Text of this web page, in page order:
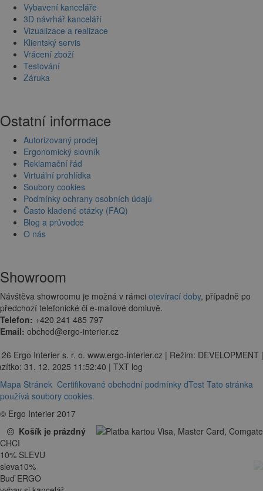
Vybavení kanceláře
3D návrhář kanceláří
Vizualizace a realizace
Klientský servis
Vrácení zboží
Testování
Záruka
Ostatní informace
Autorizovaný prodej
Ergonomický slovník
Reklamační řád
Virtuální prohlídka
Soubory cookies
Podmínky ochrany osobních údajů
Často kladené otázky (FAQ)
Blog a průvodce
O nás
Showroom
Návštěva showroomu je možná v rámci otevírací doby, případně po
předchozí telefonické či e-mailové domluvě.
Telefon: +420 241 485 797
Email: obchod@ergo-interier.cz
Ergo Interier s. r. o. www.ergo-interier.cz | Režim: DEVELOPMENT |
31. 12. 2025 11:52:40 | TXT log
Mapa Stránek Certifikované obchodní podmínky dTest Tato stránka
používá soubory cookies.
© Ergo Interier 2017
Košík je prázdný
CHCI
10% SLEVU
sleva10%
Buď ERGO